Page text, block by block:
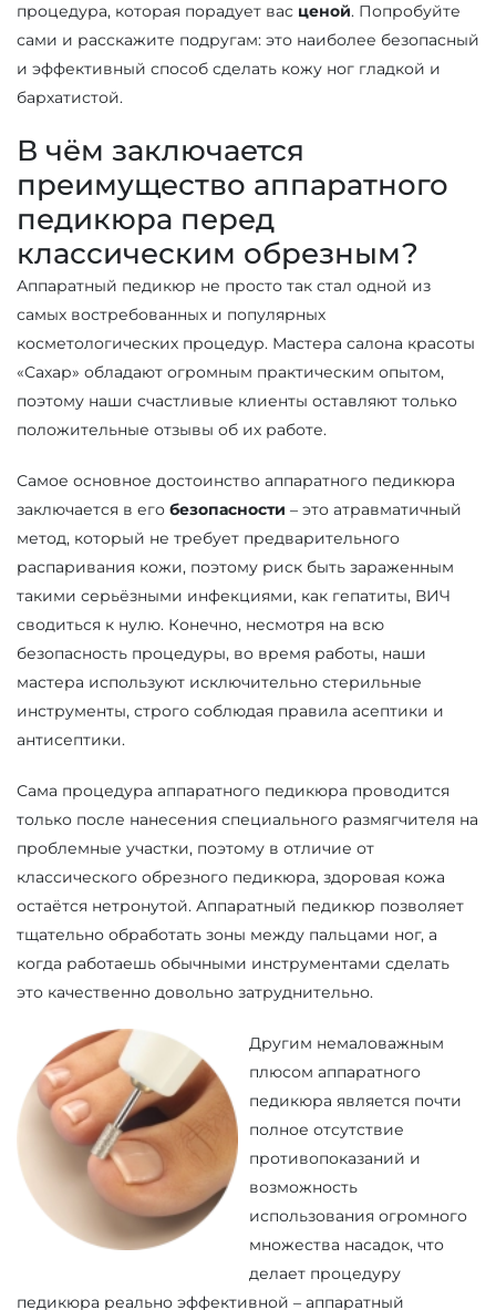
процедура, которая порадует вас ценой. Попробуйте
сами и расскажите подругам: это наиболее безопасный
и эффективный способ сделать кожу ног гладкой и
бархатистой.
В чём заключается
преимущество аппаратного
педикюра перед
классическим обрезным?
Аппаратный педикюр не просто так стал одной из
самых востребованных и популярных
косметологических процедур. Мастера салона красоты
«Сахар» обладают огромным практическим опытом,
поэтому наши счастливые клиенты оставляют только
положительные отзывы об их работе.
Самое основное достоинство аппаратного педикюра
заключается в его безопасности – это атравматичный
метод, который не требует предварительного
распаривания кожи, поэтому риск быть зараженным
такими серьёзными инфекциями, как гепатиты, ВИЧ
сводиться к нулю. Конечно, несмотря на всю
безопасность процедуры, во время работы, наши
мастера используют исключительно стерильные
инструменты, строго соблюдая правила асептики и
антисептики.
Сама процедура аппаратного педикюра проводится
только после нанесения специального размягчителя на
проблемные участки, поэтому в отличие от
классического обрезного педикюра, здоровая кожа
остаётся нетронутой. Аппаратный педикюр позволяет
тщательно обработать зоны между пальцами ног, а
когда работаешь обычными инструментами сделать
это качественно довольно затруднительно.
Другим немаловажным
плюсом аппаратного
педикюра является почти
полное отсутствие
противопоказаний и
возможность
использования огромного
множества насадок, что
делает процедуру
педикюра реально эффективной – аппаратный